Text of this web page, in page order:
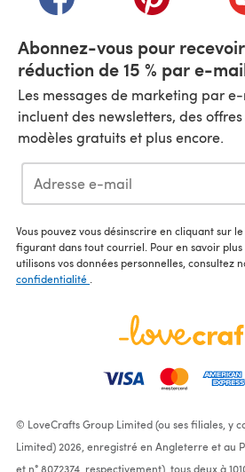
Abonnez-vous pour
réduction de 15 % par e-
Les messages de marketing par
incluent des newsletters, des
modèles gratuits et plus encore.
Vous pouvez vous désinscrire en cliquant sur
figurant dans tout courriel. Pour en savoir
utilisons vos données personnelles, consultez
confidentialité
© LoveCrafts Group Limited (ou ses filiales, y
Limited) 2026, enregistré en Angleterre et au
et n° 8072374, respectivement), tous deux à